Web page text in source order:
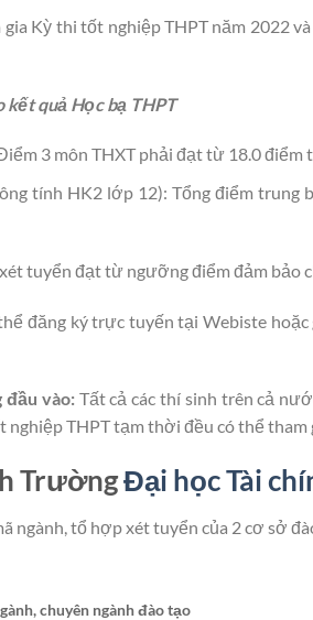
Kỳ thi tốt nghiệp THPT năm 2022
quả Học bạ THPT
3 môn THXT phải đạt từ 18.0 điểm
tính HK2 lớp 12): Tổng điểm
tuyển đạt từ ngưỡng điểm đảm bảo
đăng ký trực tuyến tại Webiste
vào:Tất cả các thí sinh trên cả
nghiệp THPT tạm thời đều có thể
TrườngĐại học Tài
ngành, tổ hợp xét tuyển của 2 cơ sở
chuyên ngành đào tạo